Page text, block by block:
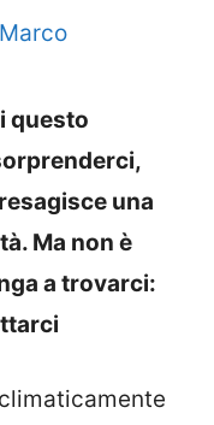
questo
una
Ma non è
a trovarci: